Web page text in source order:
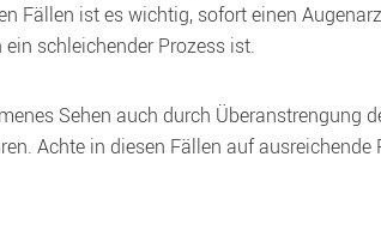
Fällen ist es wichtig, sofort einen
schleichender Prozess ist.
Sehen auch durch Überanstrengung